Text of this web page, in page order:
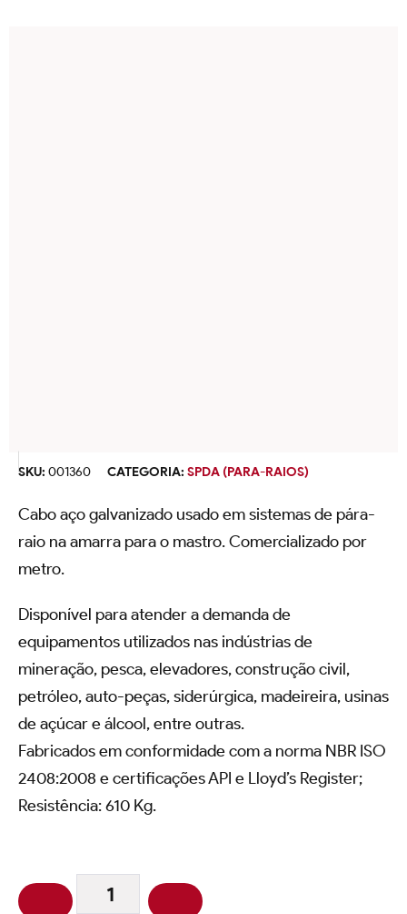
SKU: 001360 CATEGORIA: SPDA (PARA-RAIOS)
Cabo aço galvanizado usado em sistemas de pára-
raio na amarra para o mastro. Comercializado por
metro.
Disponível para atender a demanda de
equipamentos utilizados nas indústrias de
mineração, pesca, elevadores, construção civil,
petróleo, auto-peças, siderúrgica, madeireira, usinas
de açúcar e álcool, entre outras.
Fabricados em conformidade com a norma NBR ISO
2408:2008 e certificações API e Lloyd’s Register;
Resistência: 610 Kg.